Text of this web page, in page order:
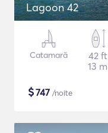
Lagoon 42
Catamarã
42 ft
13 m
$747 /noite